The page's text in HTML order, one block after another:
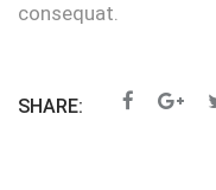
consequat.
SHARE: